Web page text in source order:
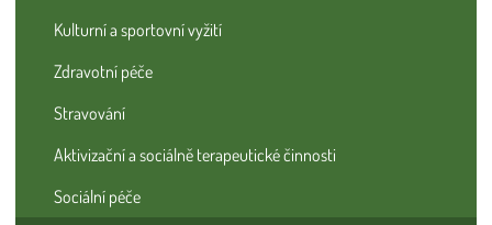
Kulturní a sportovní vyžití
Zdravotní péče
Stravování
Aktivizační a sociálně terapeutické činnosti
Sociální péče